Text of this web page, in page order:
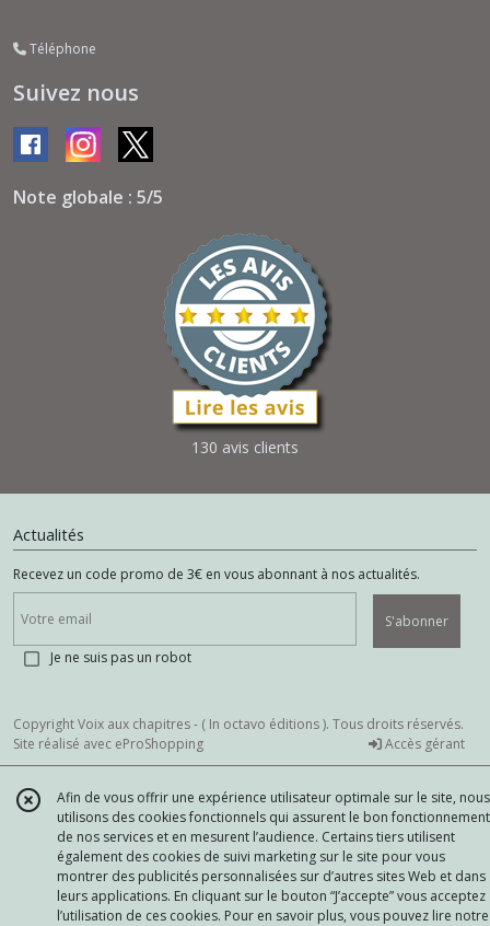
Téléphone
Suivez nous
Note globale : 5/5
130 avis clients
Actualités
Recevez un code promo de 3€ en vous abonnant à nos actualités.
S'abonner
Je ne suis pas un robot
Copyright Voix aux chapitres - ( In octavo éditions ). Tous droits réservés.
Site réalisé avec eProShopping Accès gérant
Afin de vous offrir une expérience utilisateur optimale sur le site, nous
utilisons des cookies fonctionnels qui assurent le bon fonctionnement
de nos services et en mesurent l’audience. Certains tiers utilisent
également des cookies de suivi marketing sur le site pour vous
montrer des publicités personnalisées sur d’autres sites Web et dans
leurs applications. En cliquant sur le bouton “J’accepte” vous acceptez
l’utilisation de ces cookies. Pour en savoir plus, vous pouvez lire notre